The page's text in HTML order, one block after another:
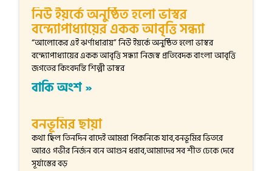
নিউ ইয়র্কে অনুষ্ঠিত হলো ভাস্বর
বন্দ্যোপাধ্যায়ের একক আবৃত্তি সন্ধ্যা
“আলোকের এই ঝর্ণাধারায়” নিউ ইয়র্কে অনুষ্ঠিত হলো ভাস্বর
বন্দ্যোপাধ্যায়ের একক আবৃত্তি সন্ধ্যা নিজস্ব প্রতিবেদক বাংলা আবৃত্তি
জগতের কিংবদন্তি শিল্পী ভাস্বর
বাকি অংশ »
বনভূমির ছায়া
কথা ছিল তিনদিন বাদেই আমরা পিকনিকে যাব,বনভূমির ভিতরে
আরও গভীর নির্জন বনে আগুন ধরাব,আমাদের সব শীত ঢেকে দেবে
সূর্যাস্তের বড়